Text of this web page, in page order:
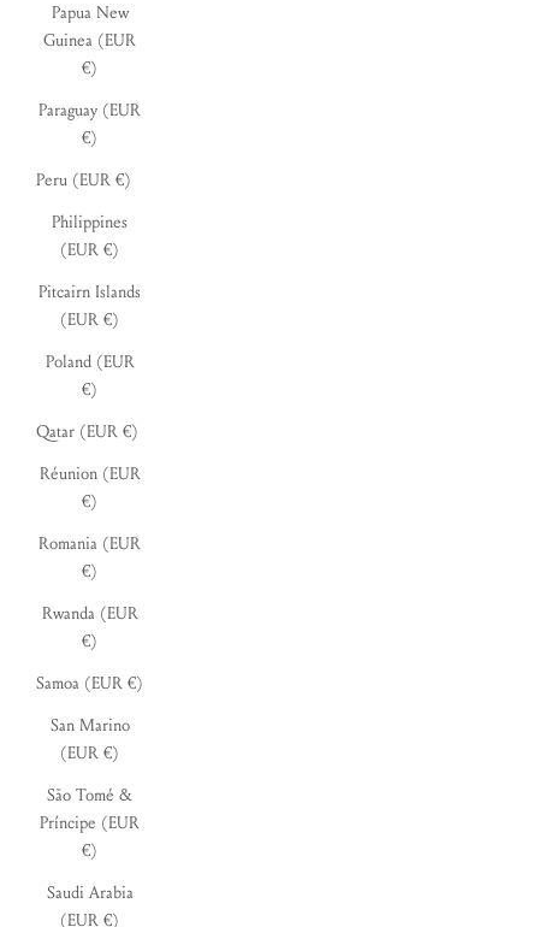
Papua New
Guinea (EUR
€)
Paraguay (EUR
€)
Peru (EUR €)
Philippines
(EUR €)
Pitcairn Islands
(EUR €)
Poland (EUR
€)
Qatar (EUR €)
Réunion (EUR
€)
Romania (EUR
€)
Rwanda (EUR
€)
Samoa (EUR €)
San Marino
(EUR €)
São Tomé &
Príncipe (EUR
€)
Saudi Arabia
(EUR €)